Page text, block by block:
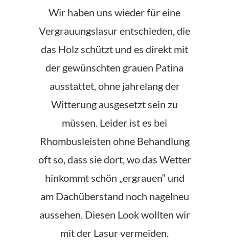
Wir haben uns wieder für eine
Vergrauungslasur entschieden, die
das Holz schützt und es direkt mit
der gewünschten grauen Patina
ausstattet, ohne jahrelang der
Witterung ausgesetzt sein zu
müssen. Leider ist es bei
Rhombusleisten ohne Behandlung
oft so, dass sie dort, wo das Wetter
hinkommt schön „ergrauen“ und
am Dachüberstand noch nagelneu
aussehen. Diesen Look wollten wir
mit der Lasur vermeiden.